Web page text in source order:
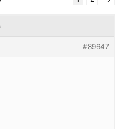
#89647